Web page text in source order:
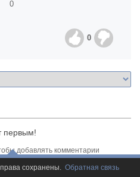
0
0
первым!
добавлять комментарии
права сохранены. Обратная связь